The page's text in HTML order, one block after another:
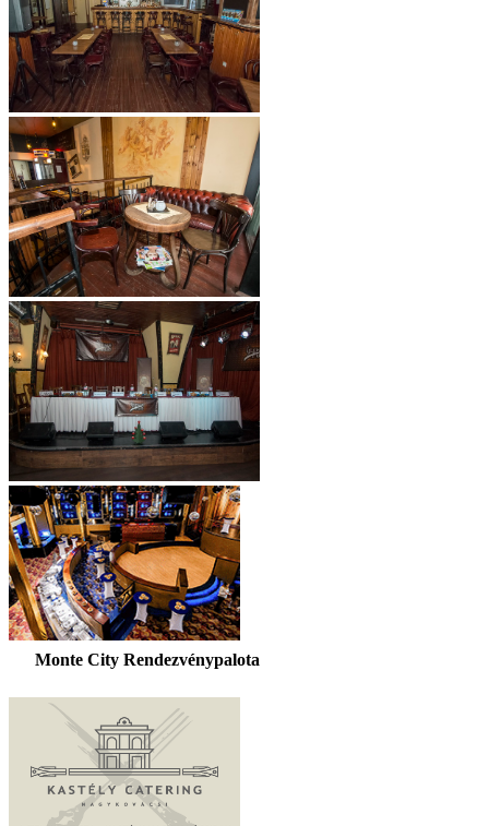
Monte City Rendezvénypalota